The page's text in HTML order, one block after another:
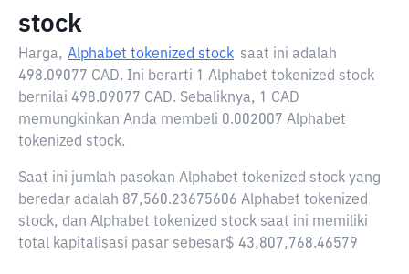
stock
Harga, Alphabet tokenized stock saat ini adalah
498.09077 CAD. Ini berarti 1 Alphabet tokenized stock
bernilai 498.09077 CAD. Sebaliknya, 1 CAD
memungkinkan Anda membeli 0.002007 Alphabet
tokenized stock.
Saat ini jumlah pasokan Alphabet tokenized stock yang
beredar adalah 87,560.23675606 Alphabet tokenized
stock, dan Alphabet tokenized stock saat ini memiliki
total kapitalisasi pasar sebesar$ 43,807,768.46579